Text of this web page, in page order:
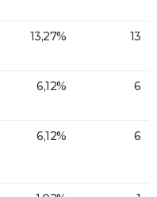
13,27% 13
6,12% 6
6,12% 6